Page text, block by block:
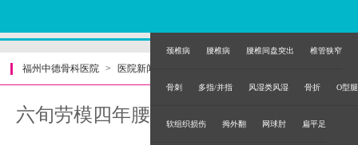
颈椎病 腰椎病 腰椎间盘突出 椎管狭窄
骨刺 多指/并指 风湿类风湿 骨折 O型腿
软组织损伤 拇外翻 网球肘 扁平足
福州中德骨科医院 > 医院新闻
六旬劳模四年腰痛，骨科专家高效治好